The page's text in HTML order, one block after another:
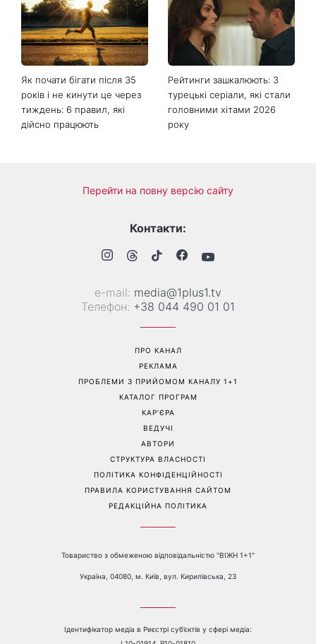
хвилин: закуска Серпень,
яку варто приготувати саме
зараз
вже не буде колишнім:
гороскоп назвав тих, на
кого чекає великий
поворот із 8 серпня
Як почати бігати після 35
років і не кинути це через
Рейтинги зашкалюють: 3
турецькі серіали, які стали
головними хітами 2026
року